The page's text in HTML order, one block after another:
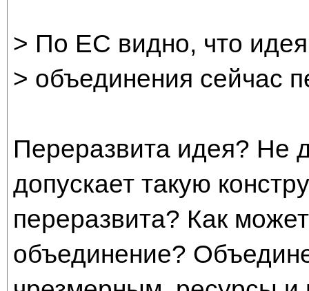
> По ЕС видно, что идея
> объединения сейчас
Переразвита идея? Не
допускает такую
переразвита? Как
объединение?